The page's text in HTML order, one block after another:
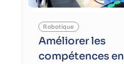
Robotique
Améliorer les
compétences en